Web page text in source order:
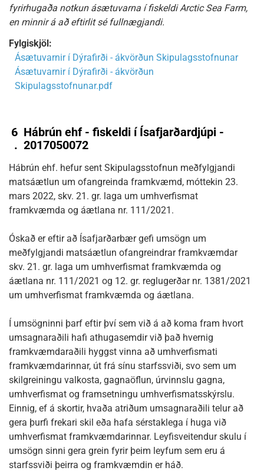
fyrirhugaða notkun ásætuvarna í fiskeldi Arctic Sea Farm,
en minnir á að eftirlit sé fullnægjandi.
Fylgiskjöl:
Ásætuvarnir í Dýrafirði - ákvörðun Skipulagsstofnunar
Ásætuvarnir í Dýrafirði - ákvörðun
Skipulagsstofnunar.pdf
6
.
Hábrún ehf - fiskeldi í Ísafjarðardjúpi -
2017050072
Hábrún ehf. hefur sent Skipulagsstofnun meðfylgjandi
matsáætlun um ofangreinda framkvæmd, móttekin 23.
mars 2022, skv. 21. gr. laga um umhverfismat
framkvæmda og áætlana nr. 111/2021.
Óskað er eftir að Ísafjarðarbær gefi umsögn um
meðfylgjandi matsáætlun ofangreindrar framkvæmdar
skv. 21. gr. laga um umhverfismat framkvæmda og
áætlana nr. 111/2021 og 12. gr. reglugerðar nr. 1381/2021
um umhverfismat framkvæmda og áætlana.
Í umsögninni þarf eftir því sem við á að koma fram hvort
umsagnaraðili hafi athugasemdir við það hvernig
framkvæmdaraðili hyggst vinna að umhverfismati
framkvæmdarinnar, út frá sínu starfssviði, svo sem um
skilgreiningu valkosta, gagnaöflun, úrvinnslu gagna,
umhverfismat og framsetningu umhverfismatsskýrslu.
Einnig, ef á skortir, hvaða atriðum umsagnaraðili telur að
gera þurfi frekari skil eða hafa sérstaklega í huga við
umhverfismat framkvæmdarinnar. Leyfisveitendur skulu í
umsögn sinni gera grein fyrir þeim leyfum sem eru á
starfssviði þeirra og framkvæmdin er háð.